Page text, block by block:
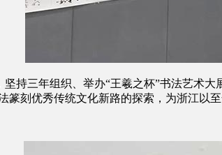
持三年组织、举办“王羲之杯”书法艺术
篆刻优秀传统文化新路的探索，为浙江以